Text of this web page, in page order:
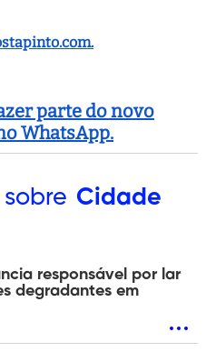
parte do novo
WhatsApp.
Cidade
responsável por lar
degradantes em